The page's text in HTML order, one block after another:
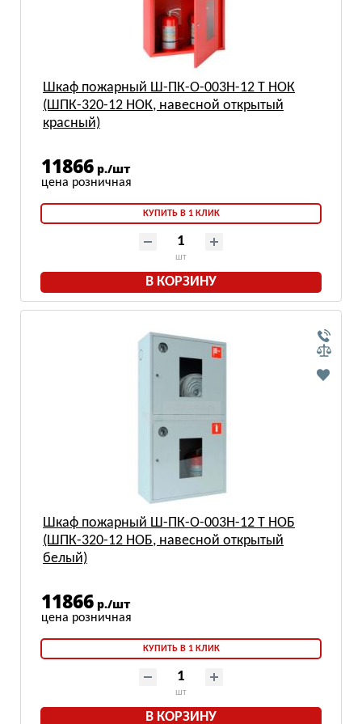
Шкаф пожарный Ш-ПК-О-003Н-12 Т НОК
(ШПК-320-12 НОК, навесной открытый
красный)
11866 р./шт
КУПИТЬ В 1 КЛИК
шт
В КОРЗИНУ
Шкаф пожарный Ш-ПК-О-003Н-12 Т НОБ
(ШПК-320-12 НОБ, навесной открытый
белый)
11866 р./шт
КУПИТЬ В 1 КЛИК
шт
В КОРЗИНУ